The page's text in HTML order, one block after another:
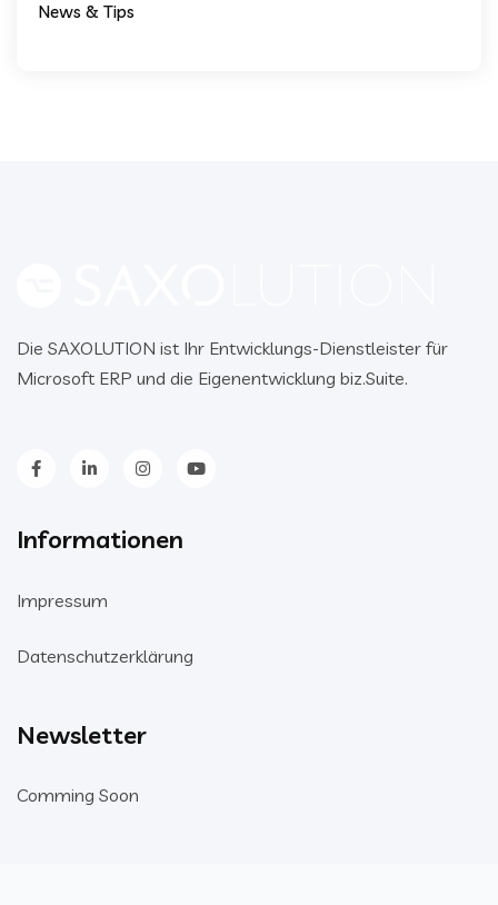
News & Tips
Die SAXOLUTION ist Ihr Entwicklungs-Dienstleister für
Microsoft ERP und die Eigenentwicklung biz.Suite.
Informationen
Impressum
Datenschutzerklärung
Newsletter
Comming Soon